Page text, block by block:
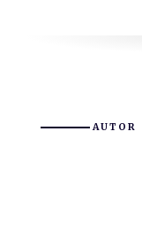
AUTOR